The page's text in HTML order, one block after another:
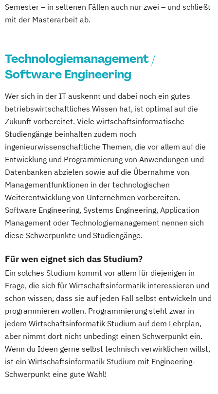
Sustainable Innovation & Growth
Management
Semester – in seltenen Fällen auch nur zwei – und schließt
mit der Masterarbeit ab.
Technologiemanagement /
Software Engineering
Wer sich in der IT auskennt und dabei noch ein gutes
betriebswirtschaftliches Wissen hat, ist optimal auf die
Zukunft vorbereitet. Viele wirtschaftsinformatische
Studiengänge beinhalten zudem noch
ingenieurwissenschaftliche Themen, die vor allem auf die
Entwicklung und Programmierung von Anwendungen und
Datenbanken abzielen sowie auf die Übernahme von
Managementfunktionen in der technologischen
Weiterentwicklung von Unternehmen vorbereiten.
Software Engineering, Systems Engineering, Application
Management oder Technologiemanagement nennen sich
diese Schwerpunkte und Studiengänge.
Für wen eignet sich das Studium?
Ein solches Studium kommt vor allem für diejenigen in
Frage, die sich für Wirtschaftsinformatik interessieren und
schon wissen, dass sie auf jeden Fall selbst entwickeln und
programmieren wollen. Programmierung steht zwar in
jedem Wirtschaftsinformatik Studium auf dem Lehrplan,
aber nimmt dort nicht unbedingt einen Schwerpunkt ein.
Wenn du Ideen gerne selbst technisch verwirklichen willst,
ist ein Wirtschaftsinformatik Studium mit Engineering-
Schwerpunkt eine gute Wahl!